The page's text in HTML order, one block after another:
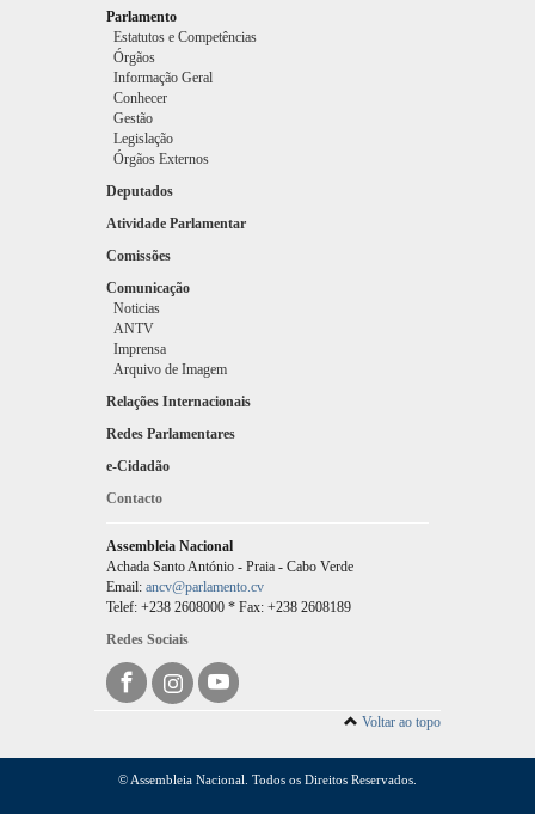
Parlamento
Estatutos e Competências
Órgãos
Informação Geral
Conhecer
Gestão
Legislação
Órgãos Externos
Deputados
Atividade Parlamentar
Comissões
Comunicação
Noticias
ANTV
Imprensa
Arquivo de Imagem
Relações Internacionais
Redes Parlamentares
e-Cidadão
Contacto
Assembleia Nacional
Achada Santo António - Praia - Cabo Verde
Email: ancv@parlamento.cv
Telef: +238 2608000 * Fax: +238 2608189
Redes Sociais
Voltar ao topo
© Assembleia Nacional. Todos os Direitos Reservados.